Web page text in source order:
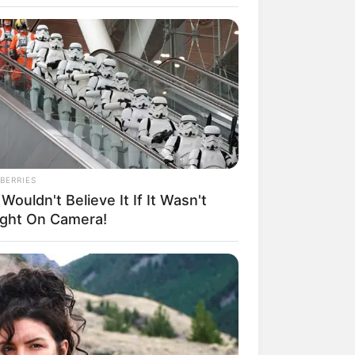
9 Chat Ojek Online &
Ini Bikin Auto
Wouldn't Believe It If It Wasn't
On Camera!